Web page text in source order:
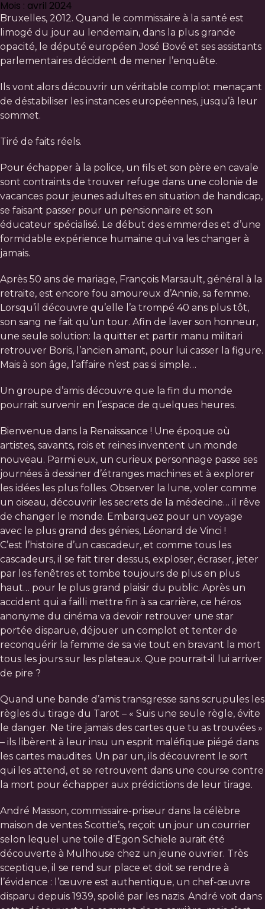
Mois : avril 2024
Bruxelles, 2012. Quand le commissaire à la santé est
limogé du jour au lendemain, dans la plus grande
opacité, le député européen José Bové et ses assistants
parlementaires décident de mener l’enquête.
Ils vont alors découvrir un véritable complot menaçant
de déstabiliser les instances européennes, jusqu’à leur
sommet.
Tiré de faits réels.
Pour échapper à la police, un fils et son père en cavale
sont contraints de trouver refuge dans une colonie de
vacances pour jeunes adultes en situation de handicap,
se faisant passer pour un pensionnaire et son
éducateur spécialisé. Le début des emmerdes et d’une
formidable expérience humaine qui va les changer à
jamais.
Après 50 ans de mariage, François Marsault, général à la
retraite, est encore fou amoureux d’Annie, sa femme.
Lorsqu’il découvre qu’elle l’a trompé 40 ans plus tôt,
son sang ne fait qu’un tour. Afin de laver son honneur,
une seule solution: la quitter et partir manu militari
retrouver Boris, l’ancien amant, pour lui casser la figure.
Mais à son âge, l’affaire n’est pas si simple…
Un groupe d’amis découvre que la fin du monde
pourrait survenir en l’espace de quelques heures.
Bienvenue dans la Renaissance ! Une époque où
artistes, savants, rois et reines inventent un monde
nouveau. Parmi eux, un curieux personnage passe ses
journées à dessiner d’étranges machines et à explorer
les idées les plus folles. Observer la lune, voler comme
un oiseau, découvrir les secrets de la médecine… il rêve
de changer le monde. Embarquez pour un voyage
avec le plus grand des génies, Léonard de Vinci !
C’est l’histoire d’un cascadeur, et comme tous les
cascadeurs, il se fait tirer dessus, exploser, écraser, jeter
par les fenêtres et tombe toujours de plus en plus
haut… pour le plus grand plaisir du public. Après un
accident qui a failli mettre fin à sa carrière, ce héros
anonyme du cinéma va devoir retrouver une star
portée disparue, déjouer un complot et tenter de
reconquérir la femme de sa vie tout en bravant la mort
tous les jours sur les plateaux. Que pourrait-il lui arriver
de pire ?
Quand une bande d’amis transgresse sans scrupules les
règles du tirage du Tarot – « Suis une seule règle, évite
le danger. Ne tire jamais des cartes que tu as trouvées »
– ils libèrent à leur insu un esprit maléfique piégé dans
les cartes maudites. Un par un, ils découvrent le sort
qui les attend, et se retrouvent dans une course contre
la mort pour échapper aux prédictions de leur tirage.
André Masson, commissaire-priseur dans la célèbre
maison de ventes Scottie’s, reçoit un jour un courrier
selon lequel une toile d’Egon Schiele aurait été
découverte à Mulhouse chez un jeune ouvrier. Très
sceptique, il se rend sur place et doit se rendre à
l’évidence : l’œuvre est authentique, un chef-œuvre
disparu depuis 1939, spolié par les nazis. André voit dans